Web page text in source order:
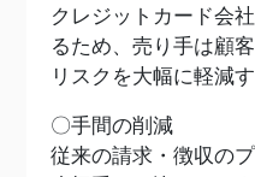
クレジットカード会
るため、売り手は顧
リスクを大幅に軽減
〇手間の削減
従来の請求・徴収の